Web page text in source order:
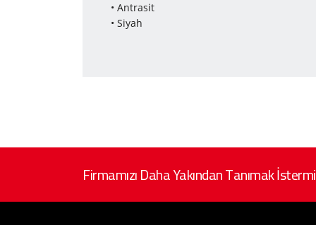
• Antrasit
• Siyah
Firmamızı Daha Yakından Tanımak